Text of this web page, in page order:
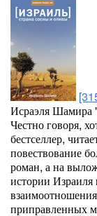
Исраэля Шамира
Честно говоря,
бестселлер,
повествование
роман, а на
истории
приправленных